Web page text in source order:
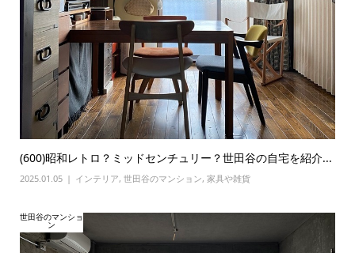
(600)昭和レトロ？ミッドセンチュリー？世田谷の自宅を紹介...
2025.01.05 インテリア, 世田谷のマンション, 家具や雑貨
世田谷のマンショ
ン